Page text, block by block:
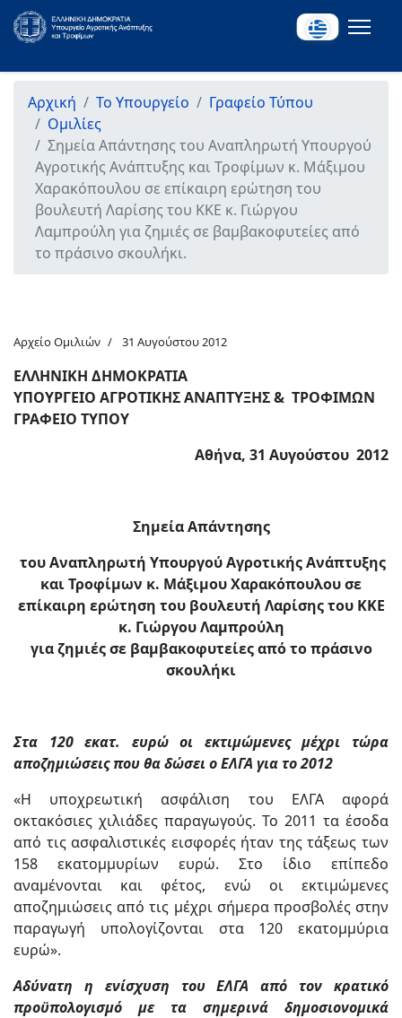
Αρχική Το Υπουργείο
Γραφείο Τύπου
Ομιλίες
Σημεία Απάντησης του Αναπληρωτή Υπουργού
Αγροτικής Ανάπτυξης και Τροφίμων κ. Μάξιμου
Χαρακόπουλου σε επίκαιρη ερώτηση του
βουλευτή Λαρίσης του ΚΚΕ κ. Γιώργου
Λαμπρούλη για ζημιές σε βαμβακοφυτείες από
το πράσινο σκουλήκι.
Αρχείο Ομιλιών 31 Αυγούστου 2012
ΕΛΛΗΝΙΚΗ ΔΗΜΟΚΡΑΤΙΑ
ΥΠΟΥΡΓΕΙΟ ΑΓΡΟΤΙΚΗΣ ΑΝΑΠΤΥΞΗΣ & ΤΡΟΦΙΜΩΝ
ΓΡΑΦΕΙΟ ΤΥΠΟΥ
Αθήνα, 31 Αυγούστου 2012
Σημεία Απάντησης
του Αναπληρωτή Υπουργού Αγροτικής Ανάπτυξης
και Τροφίμων κ. Μάξιμου Χαρακόπουλου σε
επίκαιρη ερώτηση του βουλευτή Λαρίσης του ΚΚΕ
κ. Γιώργου Λαμπρούλη
για ζημιές σε βαμβακοφυτείες από το πράσινο
σκουλήκι
Στα 120 εκατ. ευρώ οι εκτιμώμενες μέχρι τώρα
αποζημιώσεις που θα δώσει ο ΕΛΓΑ για το 2012
«Η υποχρεωτική ασφάλιση του ΕΛΓΑ αφορά
οκτακόσιες χιλιάδες παραγωγούς. Το 2011 τα έσοδα
από τις ασφαλιστικές εισφορές ήταν της τάξεως των
158 εκατομμυρίων ευρώ. Στο ίδιο επίπεδο
αναμένονται και φέτος, ενώ οι εκτιμώμενες
αποζημιώσεις από τις μέχρι σήμερα προσβολές στην
παραγωγή υπολογίζονται στα 120 εκατομμύρια
ευρώ».
Αδύνατη η ενίσχυση του ΕΛΓΑ από τον κρατικό
προϋπολογισμό με τα σημερινά δημοσιονομικά